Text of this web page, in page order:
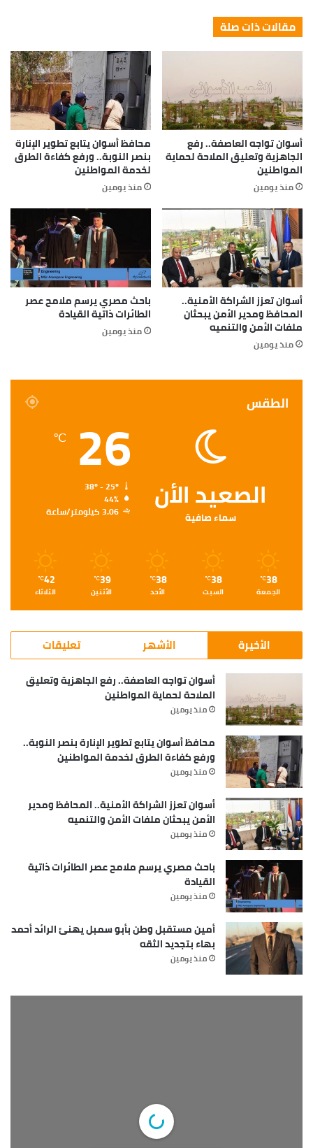
مقالات ذات صلة
أسوان تواجه العاصفة.. رفع
الجاهزية وتعليق الملاحة لحماية
المواطنين
منذ يومين
محافظ أسوان يتابع تطوير الإنارة
بنصر النوبة.. ورفع كفاءة الطرق
لخدمة المواطنين
منذ يومين
أسوان تعزز الشراكة الأمنية..
المحافظ ومدير الأمن يبحثان
ملفات الأمن والتنميه
منذ يومين
باحث مصري يرسم ملامح عصر
الطائرات ذاتية القيادة
منذ يومين
الطقس
الصعيد الأن
سماء صافية
26
℃
44%
3.06 كيلومتر/ساعة
38
℃
الجمعة
38
℃
السبت
38
℃
الأحد
39
℃
الأثنين
42
℃
الثلاثاء
الأخيرة الأشهر تعليقات
أسوان تواجه العاصفة.. رفع الجاهزية وتعليق
الملاحة لحماية المواطنين
منذ يومين
محافظ أسوان يتابع تطوير الإنارة بنصر النوبة..
ورفع كفاءة الطرق لخدمة المواطنين
منذ يومين
أسوان تعزز الشراكة الأمنية.. المحافظ ومدير
الأمن يبحثان ملفات الأمن والتنميه
منذ يومين
باحث مصري يرسم ملامح عصر الطائرات ذاتية
القيادة
منذ يومين
أمين مستقبل وطن بأبو سمبل يهنئ الرائد أحمد
بهاء بتجديد الثقه
منذ يومين